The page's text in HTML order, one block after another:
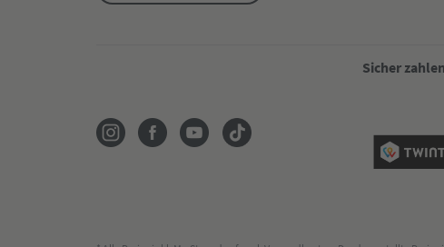
Sicher zahlen